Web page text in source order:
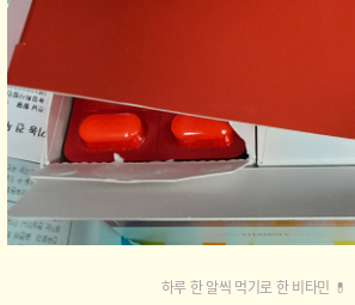
하루 한 알씩 먹기로 한 비타민 💊